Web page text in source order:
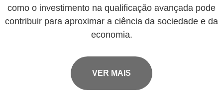
como o investimento na qualificação avançada pode
contribuir para aproximar a ciência da sociedade e da
economia.
VER MAIS